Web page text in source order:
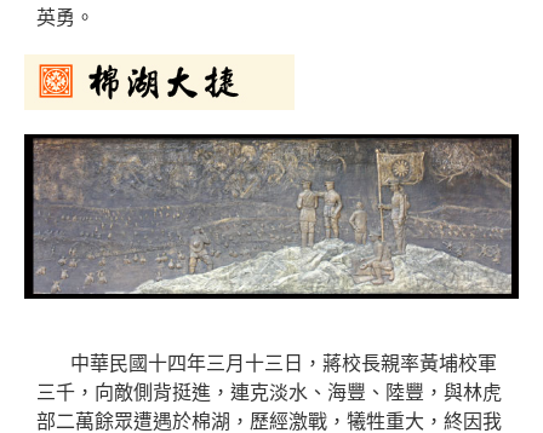
英勇。
中華民國十四年三月十三日，蔣校長親率黃埔校軍
三千，向敵側背挺進，連克淡水、海豐、陸豐，與林虎
部二萬餘眾遭遇於棉湖，歷經激戰，犧牲重大，終因我